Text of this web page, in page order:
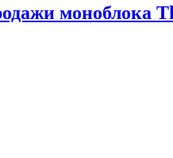
моноблока